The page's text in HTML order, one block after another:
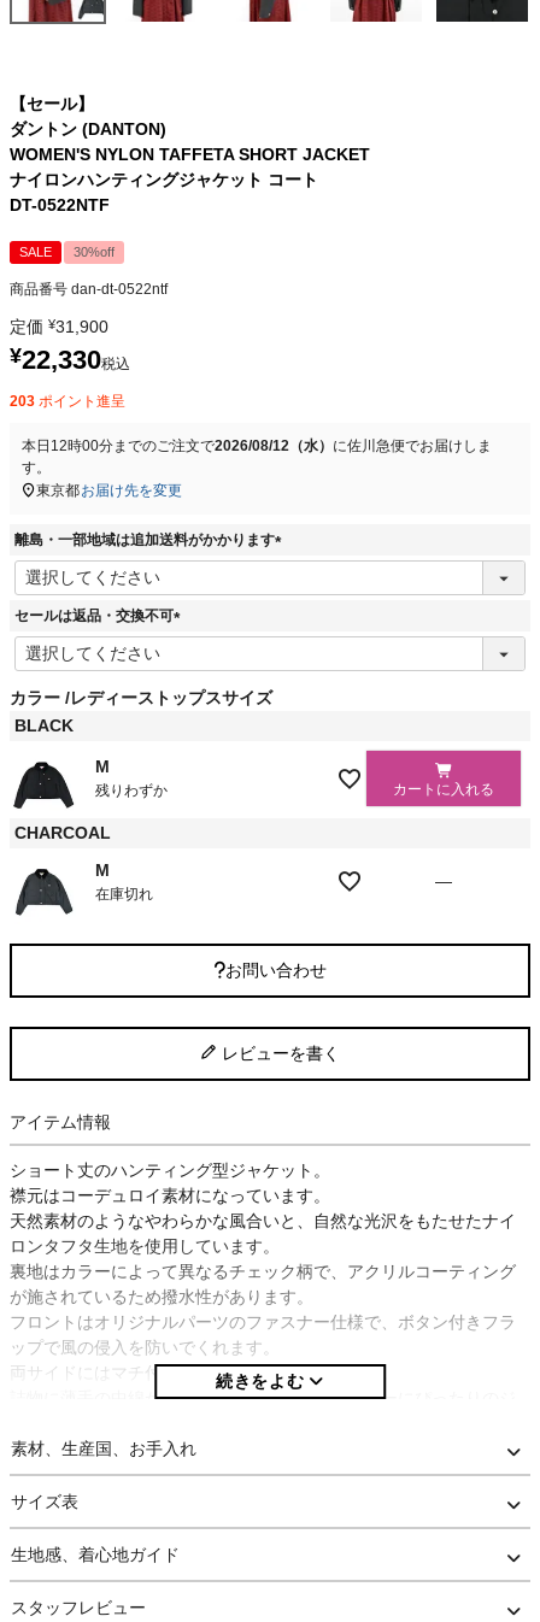
【セール】
ダントン (DANTON)
WOMEN'S NYLON TAFFETA SHORT JACKET
ナイロンハンティングジャケット コート
DT-0522NTF
SALE 30%off
商品番号 dan-dt-0522ntf
定価 ¥31,900
¥22,330税込
203 ポイント進呈
本日 12時00分までのご注文で2026/08/12（水） に佐川急便でお届けしま
す。
東京都お届け先を変更
離島・一部地域は追加送料がかかります
(
セールは返品・交換不可
(
)
カラー
レディーストップスサイズ
BLACK
M
残りわずか カートに入れる
CHARCOAL
M
在庫切れ
—
お問い合わせ
レビューを書く
アイテム情報
ショート丈のハンティング型ジャケット。
襟元はコーデュロイ素材になっています。
天然素材のようなやわらかな風合いと、自然な光沢をもたせたナイ
ロンタフタ生地を使用しています。
裏地はカラーによって異なるチェック柄で、アクリルコーティング
が施されているため撥水性があります。
フロントはオリジナルパーツのファスナー仕様で、ボタン付きフラ
ップで風の侵入を防いでくれます。
両サイドにはマチ付きのポケットが付いています。
詰物に薄手の中綿が使われており、秋冬のアウターにぴったりのジ
素材、生産国、お手入れ
サイズ表
生地感、着心地ガイド
スタッフレビュー